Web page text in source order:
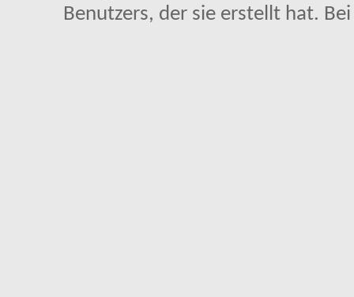
Benutzers, der sie erstellt hat.